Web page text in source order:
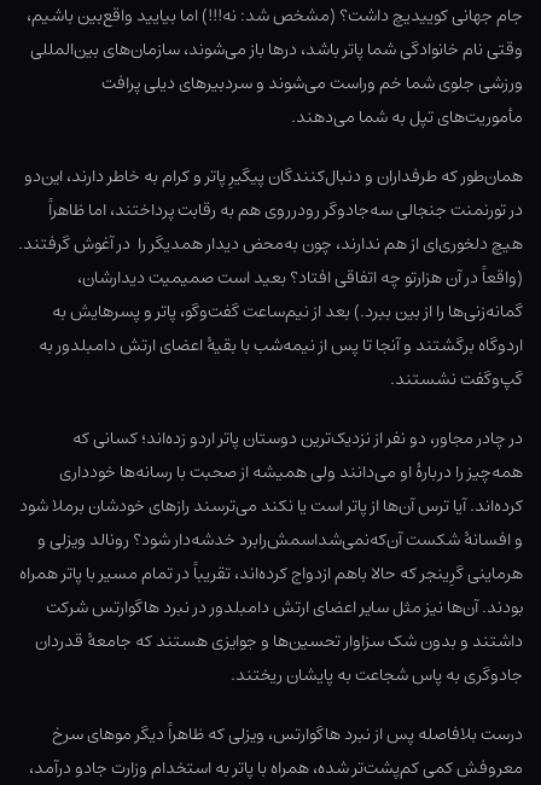
جام جهانی کوییدیچ داشت؟ (مشخص شد: نه!!!) اما بیایید واقع‌بین باشیم،
وقتی نام خانوادگی شما پاتر باشد، درها باز می‌شوند، سازمان‌های بین‌المللی
ورزشی جلوی شما خم وراست می‌شوند و سردبیرهای دیلی پرافت
مأموریت‌های تپل به شما می‌دهند.
همان‌طور که طرفداران و دنبال‌کنندگان پیگیرِ پاتر و کرام به خاطر دارند، این‌دو
در تورنمنت جنجالی سه‌جادوگر رودرروی هم به رقابت پرداختند، اما ظاهراً
هیچ دلخوری‌ای از هم ندارند، چون به‌محض دیدار همدیگر را در آغوش گرفتند.
(واقعاً در آن هزارتو چه اتفاقی افتاد؟ بعید است صمیمیت دیدارشان،
گمانه‌زنی‌ها را از بین ببرد.) بعد از نیم‌ساعت گفت‌وگو، پاتر و پسرهایش به
اردوگاه برگشتند و آنجا تا پس از نیمه‌شب با بقیهٔ اعضای ارتش دامبلدور به
گپ‌وگفت نشستند.
در چادر مجاور، دو نفر از نزدیک‌ترین دوستان پاتر اردو زده‌اند؛ کسانی که
همه‌چیز را دربارهٔ او می‌دانند ولی همیشه از صحبت با رسانه‌ها خودداری
کرده‌اند. آیا ترس آن‌ها از پاتر است یا نکند می‌ترسند رازهای خودشان برملا شود
و افسانهٔ شکست آن‌که‌نمی‌شد‌اسمش‌رابرد خدشه‌دار شود؟ رونالد ویزلی و
هرماینی گرِینجر که حالا باهم ازدواج کرده‌اند، تقریباً در تمام مسیر با پاتر همراه
بودند. آن‌ها نیز مثل سایر اعضای ارتش دامبلدور در نبرد هاگوارتس شرکت
داشتند و بدون شک سزاوار تحسین‌ها و جوایزی هستند که جامعهٔ قدردان
جادوگری به پاس شجاعت به پایشان ریختند.
درست بلافاصله پس از نبرد هاگوارتس، ویزلی که ظاهراً دیگر موهای سرخ
معروفش کمی کم‌پشت‌تر شده، همراه با پاتر به استخدام وزارت جادو درآمد،